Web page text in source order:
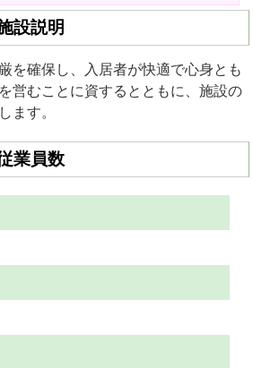
設説明
を確保し、入居者が快適で心身とも
営むことに資するとともに、施設の
ます。
業員数